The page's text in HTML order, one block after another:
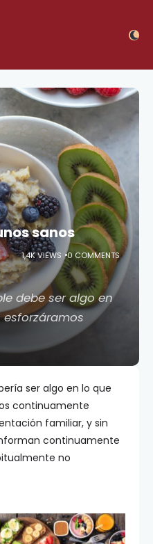
sanos
1,4K VIEWS 0 COMMENTS
debe ser algo en
ser algo en lo que
continuamente
familiar, y sin
continuamente
no